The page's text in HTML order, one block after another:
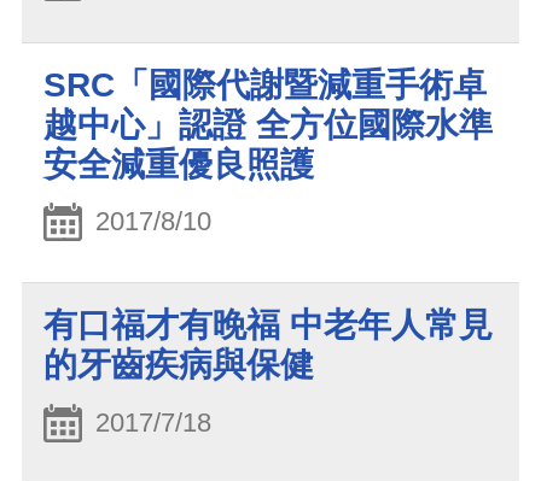
SRC「國際代謝暨減重手術卓
越中心」認證 全方位國際水準
安全減重優良照護
2017/8/10
有口福才有晚福 中老年人常見
的牙齒疾病與保健
2017/7/18